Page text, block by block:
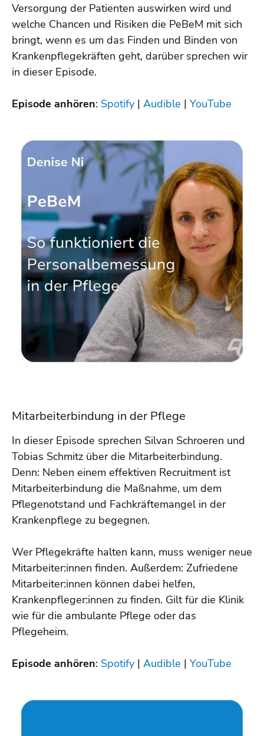
Versorgung der Patienten auswirken wird und
welche Chancen und Risiken die PeBeM mit sich
bringt, wenn es um das Finden und Binden von
Krankenpflegekräften geht, darüber sprechen wir
in dieser Episode.
Episode anhören: Spotify | Audible | YouTube
Mitarbeiterbindung in der Pflege
In dieser Episode sprechen Silvan Schroeren und
Tobias Schmitz über die Mitarbeiterbindung.
Denn: Neben einem effektiven Recruitment ist
Mitarbeiterbindung die Maßnahme, um dem
Pflegenotstand und Fachkräftemangel in der
Krankenpflege zu begegnen.
Wer Pflegekräfte halten kann, muss weniger neue
Mitarbeiter:innen finden. Außerdem: Zufriedene
Mitarbeiter:innen können dabei helfen,
Krankenpfleger:innen zu finden. Gilt für die Klinik
wie für die ambulante Pflege oder das
Pflegeheim.
Episode anhören: Spotify | Audible | YouTube